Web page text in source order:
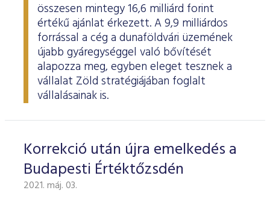
ESG Útmutató
összesen mintegy 16,6 milliárd forint
értékű ajánlat érkezett. A 9,9 milliárdos
forrással a cég a dunaföldvári üzemének
újabb gyáregységgel való bővítését
alapozza meg, egyben eleget tesznek a
vállalat Zöld stratégiájában foglalt
vállalásainak is.
Korrekció után újra emelkedés a
Budapesti Értéktőzsdén
2021. máj. 03.